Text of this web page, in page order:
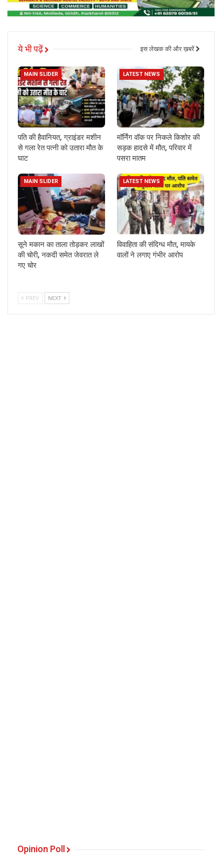
ये भी पढ़ें इस लेखक की और ख़बरें
MAIN SLIDER
पति की हैवानियत, ग्राइंडर मशीन
से गला रेत पत्नी को उतारा मौत के
घाट
LATEST NEWS
मॉर्निंग वॉक पर निकले किशोर की
सड़क हादसे में मौत, परिवार में
पसरा मातम
MAIN SLIDER
सूने मकान का ताला तोड़कर लाखों
की चोरी, नकदी समेत जेवरात ले
गए चोर
LATEST NEWS
विवाहिता की संदिग्ध मौत, मायके
वालों ने लगाए गंभीर आरोप
PREV NEXT
Opinion Poll